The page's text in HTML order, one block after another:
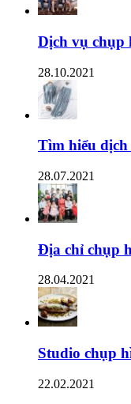
Dịch vụ chụp
28.10.2021
Tìm hiểu
28.07.2021
Địa chỉ chụp
28.04.2021
Studio chụp
22.02.2021